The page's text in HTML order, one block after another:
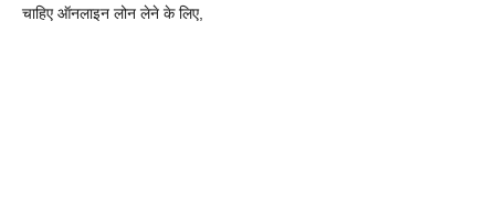
चाहिए ऑनलाइन लोन लेने के लिए,